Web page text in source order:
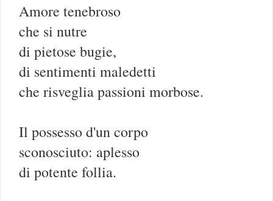
Amore tenebroso
che si nutre
di pietose bugie,
di sentimenti maledetti
che risveglia passioni morbose.
Il possesso d'un corpo
sconosciuto: aplesso
di potente follia.